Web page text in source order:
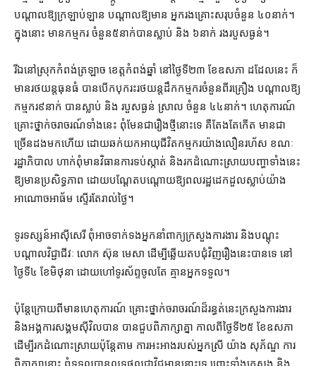
បណ្ដាល​ឱ្យ​ក្រឡាប់​ឡាន បណ្ដាល​ឱ្យ​មាន អ្នករងគ្រោះ​សរុប​ចំនួន ៤០​នាក់​។
ក្នុង​នោះ មាន​កម្មករ ចំនួន​៥​នាក់​បាន​ស្លាប់ និង ៦​នាក់ រង​របួស​ធ្ងន់។
រីឯ​នៅ​ស្រុក​កំពង់ត្រឡាច ខេត្ត​កំពង់​ឆ្នាំ នៅ​ថ្ងៃទី​២៣ ខែឧសភា ដដែល​នេះ ក៏​
មាន​រថយន្ត​ធុន​ធំ បាន​បើក​បុក​រះ​រថយន្ត​ដឹក​កម្មករ​ចំនួន​ពីរ​គ្រឿង បណ្ដាល​ឱ្យ​
កម្មករ​៩​នាក់ បាន​ស្លាប់ និង របួសធ្ងន់ ស្រាល ចំនួន ៤៤​នាក់​។ ហេតុការណ៍​
គ្រោះថ្នាក់​ចរាចរណ៍​ទាំងនេះ ពុំមែន​ជា​រឿង​ថ្មី​នោះ​ទេ គឺ​តែងតែ​កើត មាន​ជា​
ច្រើនដង​មក​ហើយ ដោយ​ឆក់​យក​អាយុជីវិត​កម្ម​ករ​យ៉ាង​លឿន​រហ័ស ខណៈ​
រដ្ឋាភិបាល ហាក់​ពុំ​មាន​វិធានការ​ទប់ស្កាត់ និង​រក​ដំណោះស្រាយ​បញ្ហា​ទាំងនេះ​
ឱ្យ​មាន​ប្រសិទ្ធភាព ដោយ​បណ្ដែត​បណ្ដោយ​ឱ្យ​ពលរដ្ឋ​ដេក​ដួល​ស្លាប់​យ៉ាង
អាណោចអាធ័ម ស្ទើរតែ​រាល់ថ្ងៃ។
ទូរទស្សន៍​អាស៊ីសេរី ពុំ​អាច​ទាក់ទង​អ្នកនាំពាក្យ​ក្រសួង​ការងារ និង​បណ្ដុះ
បណ្ដាល​វិជ្ជាជីវៈ លោក ស៊ុន មេសា ដើម្បី​ឆ្លើយតប​ជុំវិញ​រឿង​នេះ​បានទេ នៅ​
ថ្ងៃទី​៤ ខែមិថុនា ដោយ​ហៅ​ទូរស័ព្ទ​ចូល​តែ គ្មាន​អ្នក​ទទួល។
ប៉ុន្តែ​ក្រោយពី​មាន​ហេតុការណ៍ គ្រោះថ្នាក់​ចរាចរណ៍​ដ៏​រន្ធត់​នេះ​ក្រសួង​ការងារ
និង​អង្គការ​សង្គម​ស៊ីវិល​បាន បាន​ជួប​ពិភាក្សា​គ្នា កាលពី​ថ្ងៃទី​២៥ ខែឧសភា
ដើម្បី​រក​ដំណោះស្រាយ​ប៉ុន្តែ​តាម ការ​អះអាង​របស់​អ្នកស្រី យ៉ាង សុភ័ណ្ឌ ការ